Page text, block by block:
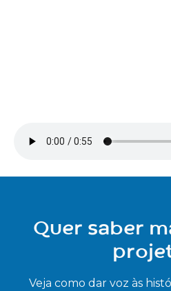
Quer saber
Veja como dar voz às